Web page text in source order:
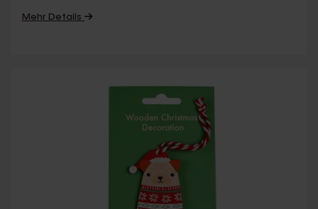
Mehr Details